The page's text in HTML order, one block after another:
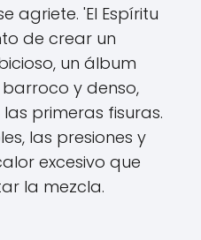
agriete. 'El Espíritu
de crear un
un álbum
y denso,
primeras fisuras.
las presiones y
excesivo que
la mezcla.